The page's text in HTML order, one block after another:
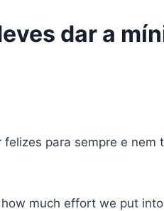
dar a
para sempre e nem
much effort we put into